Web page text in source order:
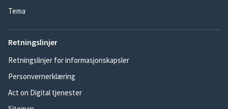
Tema
Retningslinjer
Retningslinjer for informasjonskapsler
Personvernerklæring
Act on Digital tjenester